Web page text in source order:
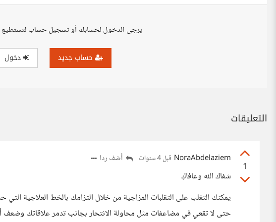
يرجى الدخول لحسابك أو تسجيل حساب لتستطيع
حساب جديد دخول
التعليقات
1
NoraAbdelaziem قبل 4 سنوات أضف ردا
شفاك الله وعافاكِ
يمكنك التغلب على التقلبات المزاجية من خلال التزامك بالخط العلاجية التي
حتى لا تقعي في مضاعفات مثل محاولة الانتحار بجانب تدمر علاقاتك وضعف